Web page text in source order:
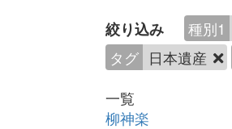
絞り込み 種別1
タグ 日本遺産
一覧
柳神楽